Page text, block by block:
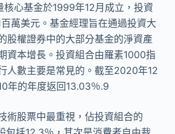
心基金於1999年12月成立，投資
萬美元。基金經理旨在通過投資大
股權證券中的大部分基金的淨資產
資本增長。投資組合由羅素1000指
人數主要是常見的。截至2020年12
年的年度返回13.03％.9
術股票中最重視，佔投資組合的